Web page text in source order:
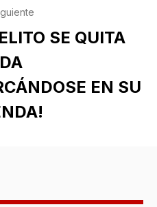
SE QUITA
EN SU